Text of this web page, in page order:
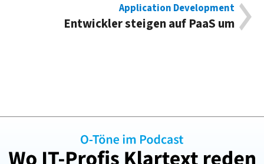
Application Development
Entwickler steigen auf PaaS um